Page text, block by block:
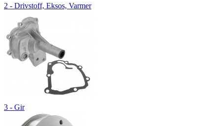
2 - Drivstoff, Eksos, Varmer
3 - Gir